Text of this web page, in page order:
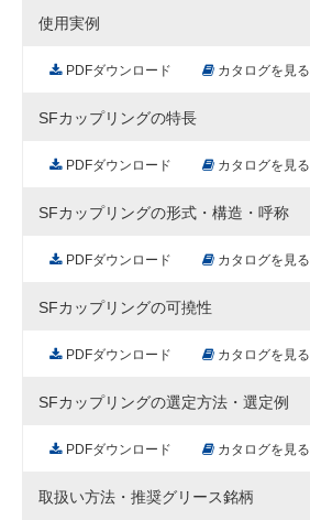
使用実例
PDFダウンロード カタログを見る
SFカップリングの特長
PDFダウンロード カタログを見る
SFカップリングの形式・構造・呼称
PDFダウンロード カタログを見る
SFカップリングの可撓性
PDFダウンロード カタログを見る
SFカップリングの選定方法・選定例
PDFダウンロード カタログを見る
取扱い方法・推奨グリース銘柄